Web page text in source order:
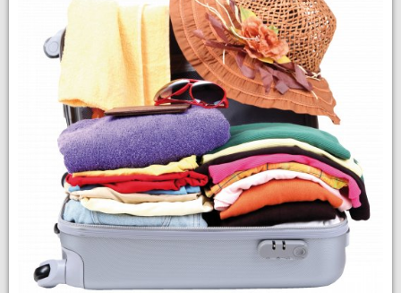
ÜBER UNS
Firmengeschichte
Sicherheit
Busflotte
JOBS
Büromanagement
Disposition